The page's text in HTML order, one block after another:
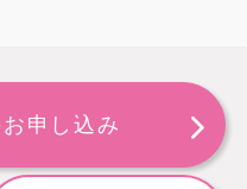
申し込み